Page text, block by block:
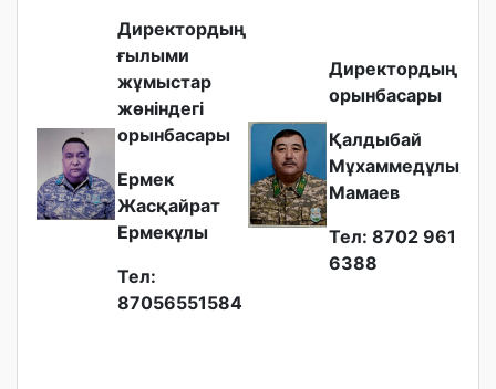
Директордың
ғылыми
жұмыстар
жөніндегі
орынбасары
Ермек
Жасқайрат
Ермекұлы
Тел:
87056551584
Директордың
орынбасары
Қалдыбай
Мұхаммедұлы
Мамаев
Тел: 8702 961
6388